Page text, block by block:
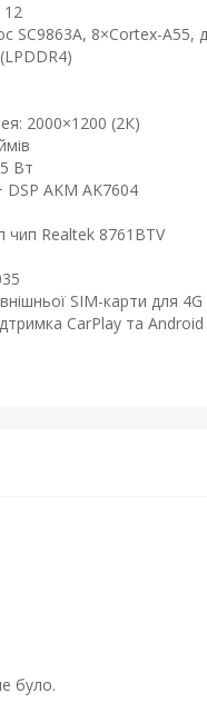
12
SC9863A, 8×Cortex-A55,
2000×1200 (2К)
Вт​
DSP AKM AK7604
чип Realtek 8761BTV
SIM-карти для 4G
CarPlay та
було.